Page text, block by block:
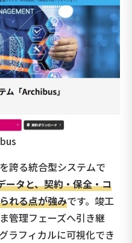
誇る統合型システムで
ータと、契約・保全・コ
れる点が強みです。竣工
管理フェーズへ引き継
ラフィカルに可視化でき